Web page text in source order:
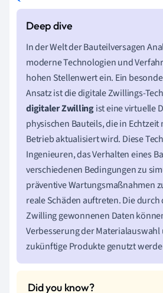
In der Welt der Bauteilversagen
moderne Technologien und
hohen Stellenwert ein. Ein
Ansatz ist die digitale Zwillings-
digitaler Zwillingist eine virtuelle
physischen Bauteils, die in Echtzeit
Betrieb aktualisiert wird. Diese
Ingenieuren, das Verhalten eines
verschiedenen Bedingungen zu
präventive Wartungsmaßnahmen
reale Schäden auftreten. Die
Zwilling gewonnenen Daten
Verbesserung der Materialauswahl
zukünftige Produkte genutzt